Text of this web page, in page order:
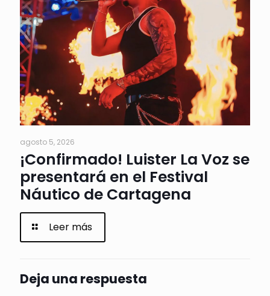
agosto 5, 2026
¡Confirmado! Luister La Voz se
presentará en el Festival
Náutico de Cartagena
Leer más
Deja una respuesta